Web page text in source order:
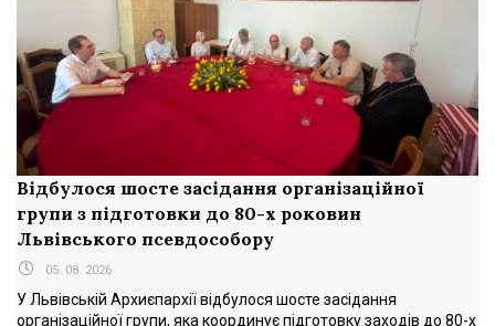
Відбулося шосте засідання організаційної
групи з підготовки до 80-х роковин
Львівського псевдособору
05. 08. 2026
У Львівській Архиєпархії відбулося шосте засідання
організаційної групи, яка координує підготовку заходів до 80-х